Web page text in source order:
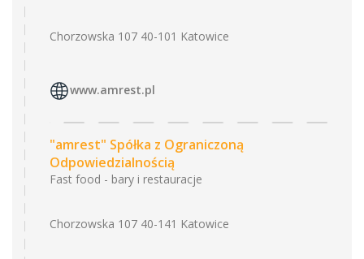
Chorzowska 107 40-101 Katowice
www.amrest.pl
"amrest" Spółka z Ograniczoną
Odpowiedzialnością
Fast food - bary i restauracje
Chorzowska 107 40-141 Katowice